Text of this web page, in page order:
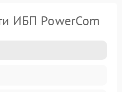
ИБП PowerCom